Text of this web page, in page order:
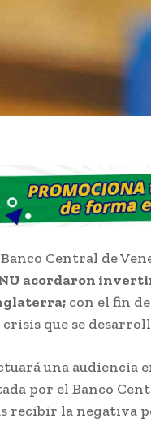
Central de
acordaron
con el fin
que se
una
por el Banco
recibir la negativa